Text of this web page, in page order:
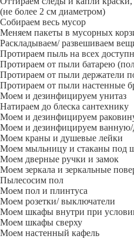
(не более 2 см диаметром)
Собираем весь мусор
Меняем пакеты в мусорных
Раскладываем/ развешиваем
Протираем пыль на всех
Протираем от пыли батарею
Протираем от пыли держатели
Протираем от пыли настенные
Моем и дезинфицируем унитаз
Натираем до блеска сантехнику
Моем и дезинфицируем
Моем и дезинфицируем
Моем краны и душевые лейки
Моем мыльницу и стаканы под
Моем дверные ручки и замок
Моем зеркала и зеркальные
Пылесосим пол
Моем пол и плинтуса
Моем розетки/ выключатели
Моем шкафы внутри при
Моем шкафы сверху
Моем настенный кафель